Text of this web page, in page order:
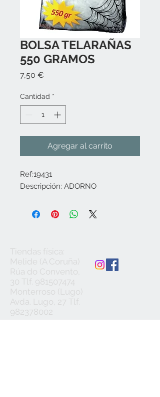
BOLSA TELARAÑAS
550 GRAMOS
7,50 €
Cantidad *
Agregar al carrito
Ref:19431
Descripción: ADORNO
Tiendas física:
Melide (A Coruña)
Rúa do Convento,
30 Tlf. 981507474
Monterroso (Lugo)
Avda. Lugo, 27 Tlf.
982378002